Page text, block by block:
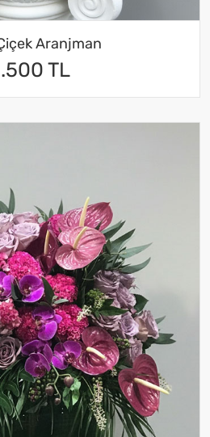
Aranjman
TL